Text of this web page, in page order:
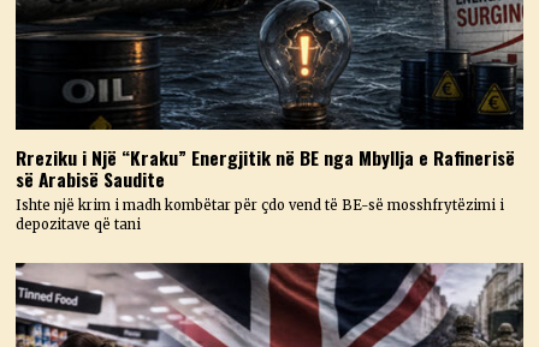
Rreziku i Një “Kraku” Energjitik në BE nga Mbyllja e Rafinerisë
së Arabisë Saudite
Ishte një krim i madh kombëtar për çdo vend të BE-së mosshfrytëzimi i
depozitave që tani